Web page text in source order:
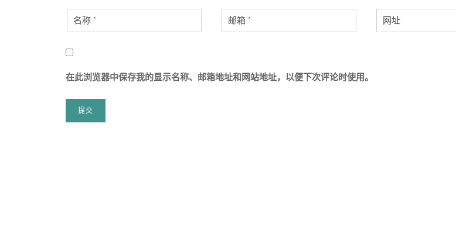
在此浏览器中保存我的显示名称、邮箱地址和网站地址，以便下次评论时使用。